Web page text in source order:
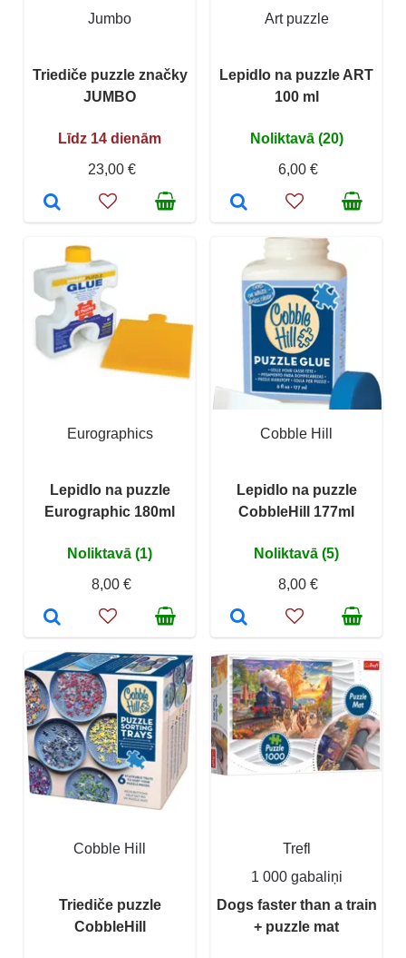
Jumbo
Triediče puzzle značky
JUMBO
Līdz 14 dienām
23,00 €
Art puzzle
Lepidlo na puzzle ART
100 ml
Noliktavā (20)
6,00 €
Eurographics
Lepidlo na puzzle
Eurographic 180ml
Noliktavā (1)
8,00 €
Cobble Hill
Lepidlo na puzzle
CobbleHill 177ml
Noliktavā (5)
8,00 €
Cobble Hill
Triediče puzzle
CobbleHill
Trefl
1 000 gabaliņi
Dogs faster than a train
+ puzzle mat